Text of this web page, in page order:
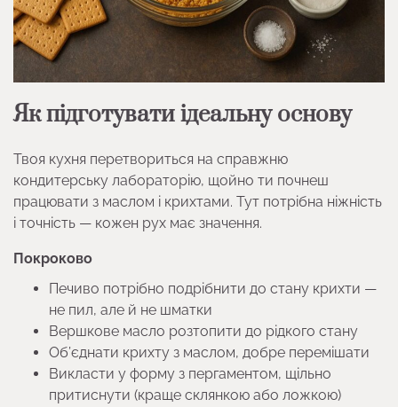
Як підготувати ідеальну основу
Твоя кухня перетвориться на справжню
кондитерську лабораторію, щойно ти почнеш
працювати з маслом і крихтами. Тут потрібна ніжність
і точність — кожен рух має значення.
Покроково
Печиво потрібно подрібнити до стану крихти —
не пил, але й не шматки
Вершкове масло розтопити до рідкого стану
Об’єднати крихту з маслом, добре перемішати
Викласти у форму з пергаментом, щільно
притиснути (краще склянкою або ложкою)